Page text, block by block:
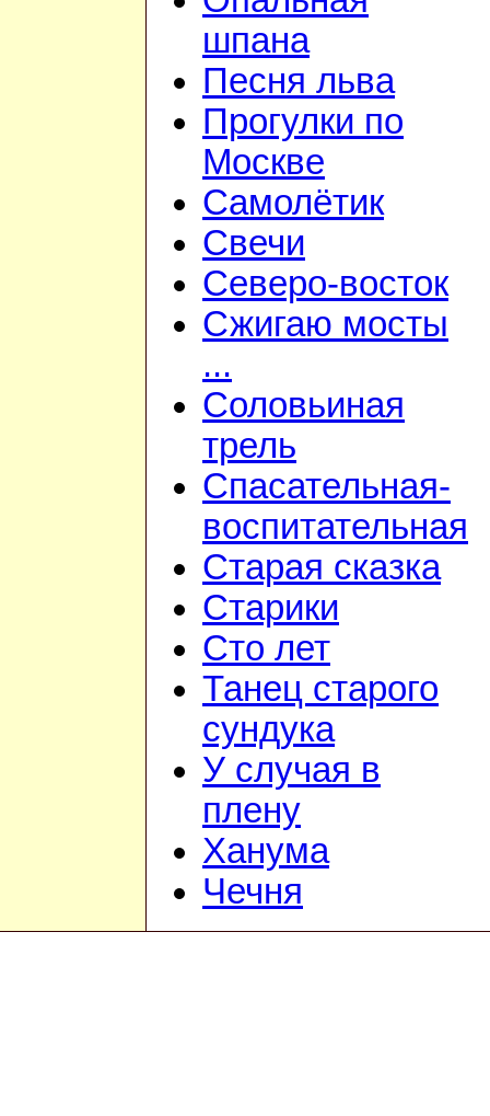
шпана
Песня льва
Прогулки по
Москве
Самолётик
Свечи
Северо-восток
Сжигаю мосты
...
Соловьиная
трель
Спасательная-
воспитательная
Старая сказка
Старики
Сто лет
Танец старого
сундука
У случая в
плену
Ханума
Чечня